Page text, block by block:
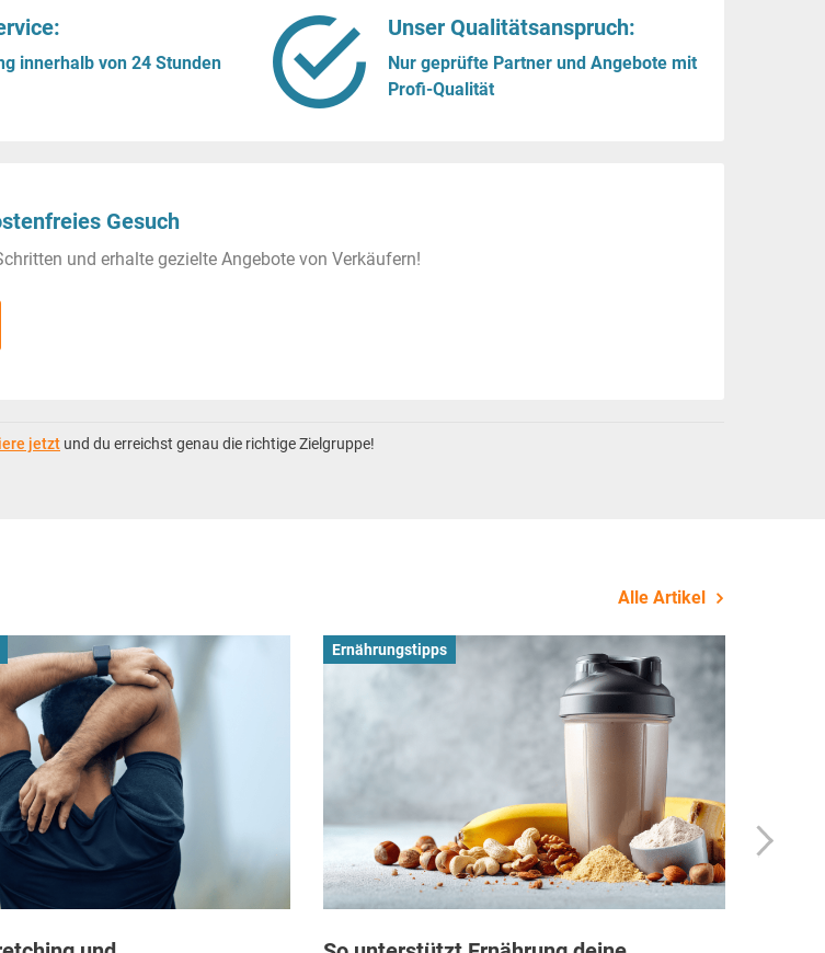
innerhalb von 24 Stunden
Unser Qualitätsanspruch:
Nur geprüfte Partner und Angebote mit
Profi-Qualität
Gesuch
und erhalte gezielte Angebote von Verkäufern!
jetzt und du erreichst genau die richtige Zielgruppe!
Alle Artikel
Ernährungstipps